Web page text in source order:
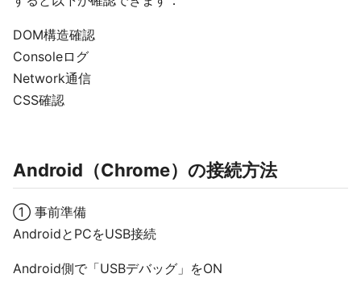
DOM構造確認
Consoleログ
Network通信
CSS確認
Android（Chrome）の接続方法
① 事前準備
AndroidとPCをUSB接続
Android側で「USBデバッグ」をON